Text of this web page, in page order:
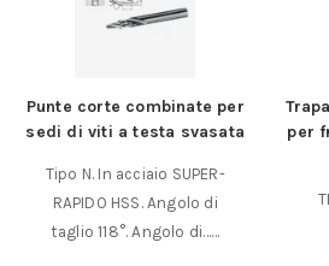
Punte corte combinate per
sedi di viti a testa svasata
Tipo N. In acciaio SUPER-
RAPIDO HSS. Angolo di
taglio 118°. Angolo di……
per